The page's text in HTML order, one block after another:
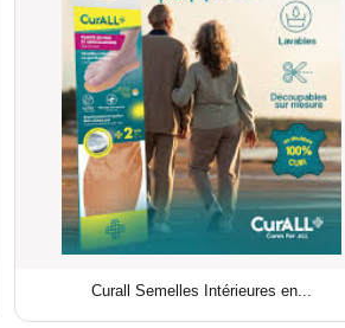
Curall Semelles Intérieures en...